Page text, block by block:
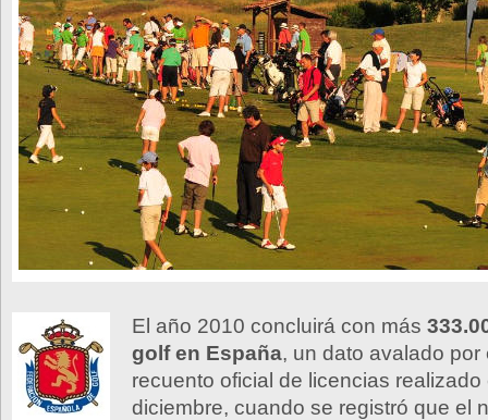
El año 2010 concluirá con más
golf en España, un dato avalado por
recuento oficial de licencias
diciembre, cuando se registró que el